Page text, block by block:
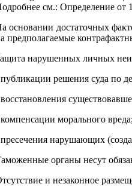
см.: Определение от
основании достаточных
предполагаемые
нарушенных личных
решения суда по
морального
нарушающих
органы несут
и незаконное